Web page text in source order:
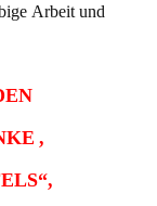
Arbeit und
,